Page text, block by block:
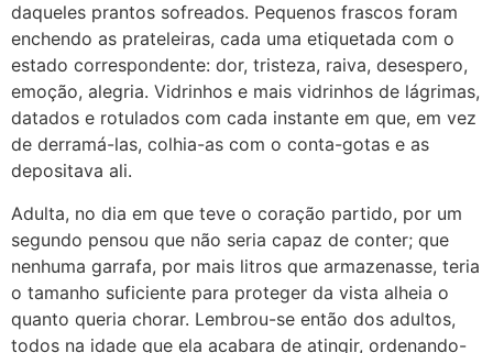
daqueles prantos sofreados. Pequenos frascos foram
enchendo as prateleiras, cada uma etiquetada com o
estado correspondente: dor, tristeza, raiva, desespero,
emoção, alegria. Vidrinhos e mais vidrinhos de lágrimas,
datados e rotulados com cada instante em que, em vez
de derramá-las, colhia-as com o conta-gotas e as
depositava ali.
Adulta, no dia em que teve o coração partido, por um
segundo pensou que não seria capaz de conter; que
nenhuma garrafa, por mais litros que armazenasse, teria
o tamanho suficiente para proteger da vista alheia o
quanto queria chorar. Lembrou-se então dos adultos,
todos na idade que ela acabara de atingir, ordenando-